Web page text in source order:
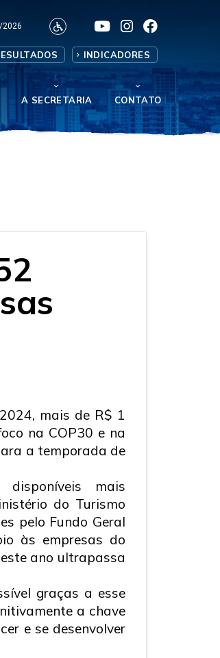
2026
INDICADORES
A SECRETARIA CONTATO
mais de R$ 1
na COP30 e na
a temporada de
disponíveis mais
do Turismo
pelo Fundo Geral
às empresas do
ano ultrapassa
graças a esse
a chave
e se desenvolver